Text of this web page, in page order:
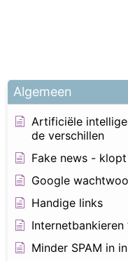
Algemeen
Artificiële
de verschillen
Fake news -
Google
Handige links
Internetbankieren
Minder SPAM in